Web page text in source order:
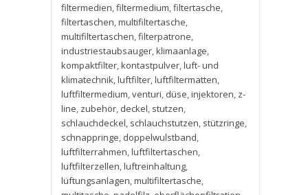
filtermedien,filtermedium,filtertasche,
filtertaschen,multifiltertasche,
multifiltertaschen,filterpatrone,
industriestaubsauger,klimaanlage,
kompaktfilter,kontastpulver,luft- und
klimatechnik,luftfilter,luftfiltermatten,
luftfiltermedium,venturi, düse,injektoren, z-
line, zubehör, deckel, stutzen,
schlauchdeckel, schlauchstutzen, stützringe,
schnappringe, doppelwulstband,
luftfilterrahmen,luftfiltertaschen,
luftfilterzellen,luftreinhaltung,
lüftungsanlagen,multifiltertasche,